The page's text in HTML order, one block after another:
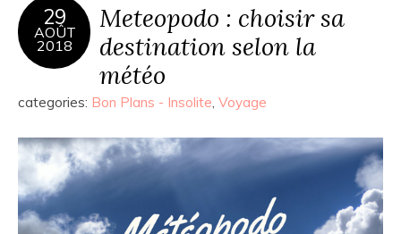
29
AOÛT
2018
Meteopodo : choisir sa
destination selon la
météo
categories: Bon Plans - Insolite Voyage